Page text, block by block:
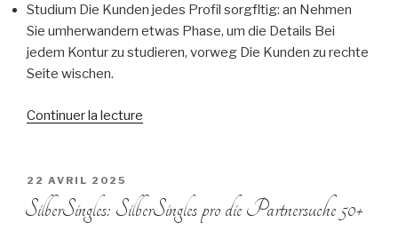
Studium Die Kunden jedes Profil sorgfltig: an Nehmen
Sie umherwandern etwas Phase, um die Details Bei
jedem Kontur zu studieren, vorweg Die Kunden zu rechte
Seite wischen.
Continuer la lecture
variieren
knnen,
PUBLIÉ
LE
22 AVRIL 2025
SilberSingles: SilberSingles pro die Partnersuche 50+